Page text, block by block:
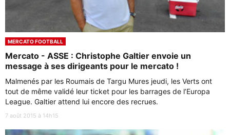
MERCATO FOOTBALL
Mercato - ASSE : Christophe Galtier envoie un
message à ses dirigeants pour le mercato !
Malmenés par les Roumais de Targu Mures jeudi, les Verts ont
tout de même validé leur ticket pour les barrages de l’Europa
League. Galtier attend lui encore des recrues.
7 août 2015 à 14h15